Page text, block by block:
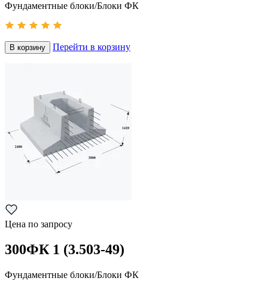
Фундаментные блоки/Блоки ФК
В корзину Перейти в корзину
Цена по запросу
300ФК 1 (3.503-49)
Фундаментные блоки/Блоки ФК